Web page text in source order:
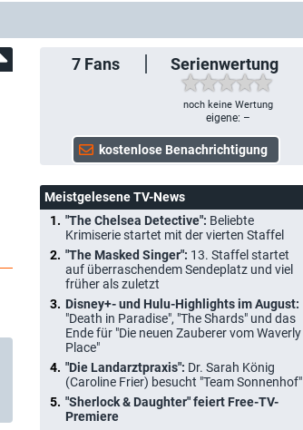
7 Fans Serienwertung
noch keine Wertung
eigene: –
Meistgelesene TV-News
"The Chelsea Detective": Beliebte
Krimiserie startet mit der vierten Staffel
"The Masked Singer": 13. Staffel startet
auf überraschendem Sendeplatz und viel
früher als zuletzt
Disney+- und Hulu-Highlights im August:
"Death in Paradise", "The Shards" und das
Ende für "Die neuen Zauberer vom Waverly
Place"
"Die Landarztpraxis": Dr. Sarah König
(Caroline Frier) besucht "Team Sonnenhof"
"Sherlock & Daughter" feiert Free-TV-
Premiere